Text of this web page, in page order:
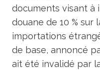
documents visant à
douane de 10 % sur
importations
de base, annoncé
ait été invalidé par